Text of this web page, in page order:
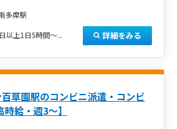
多摩駅
以上1日5時間～... 詳細をみる
草園駅のコンビニ派遣・コンビ
給・週3～】